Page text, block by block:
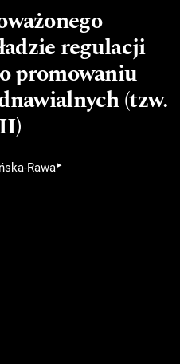
regulacji
promowaniu
(tzw.
Rawa▸